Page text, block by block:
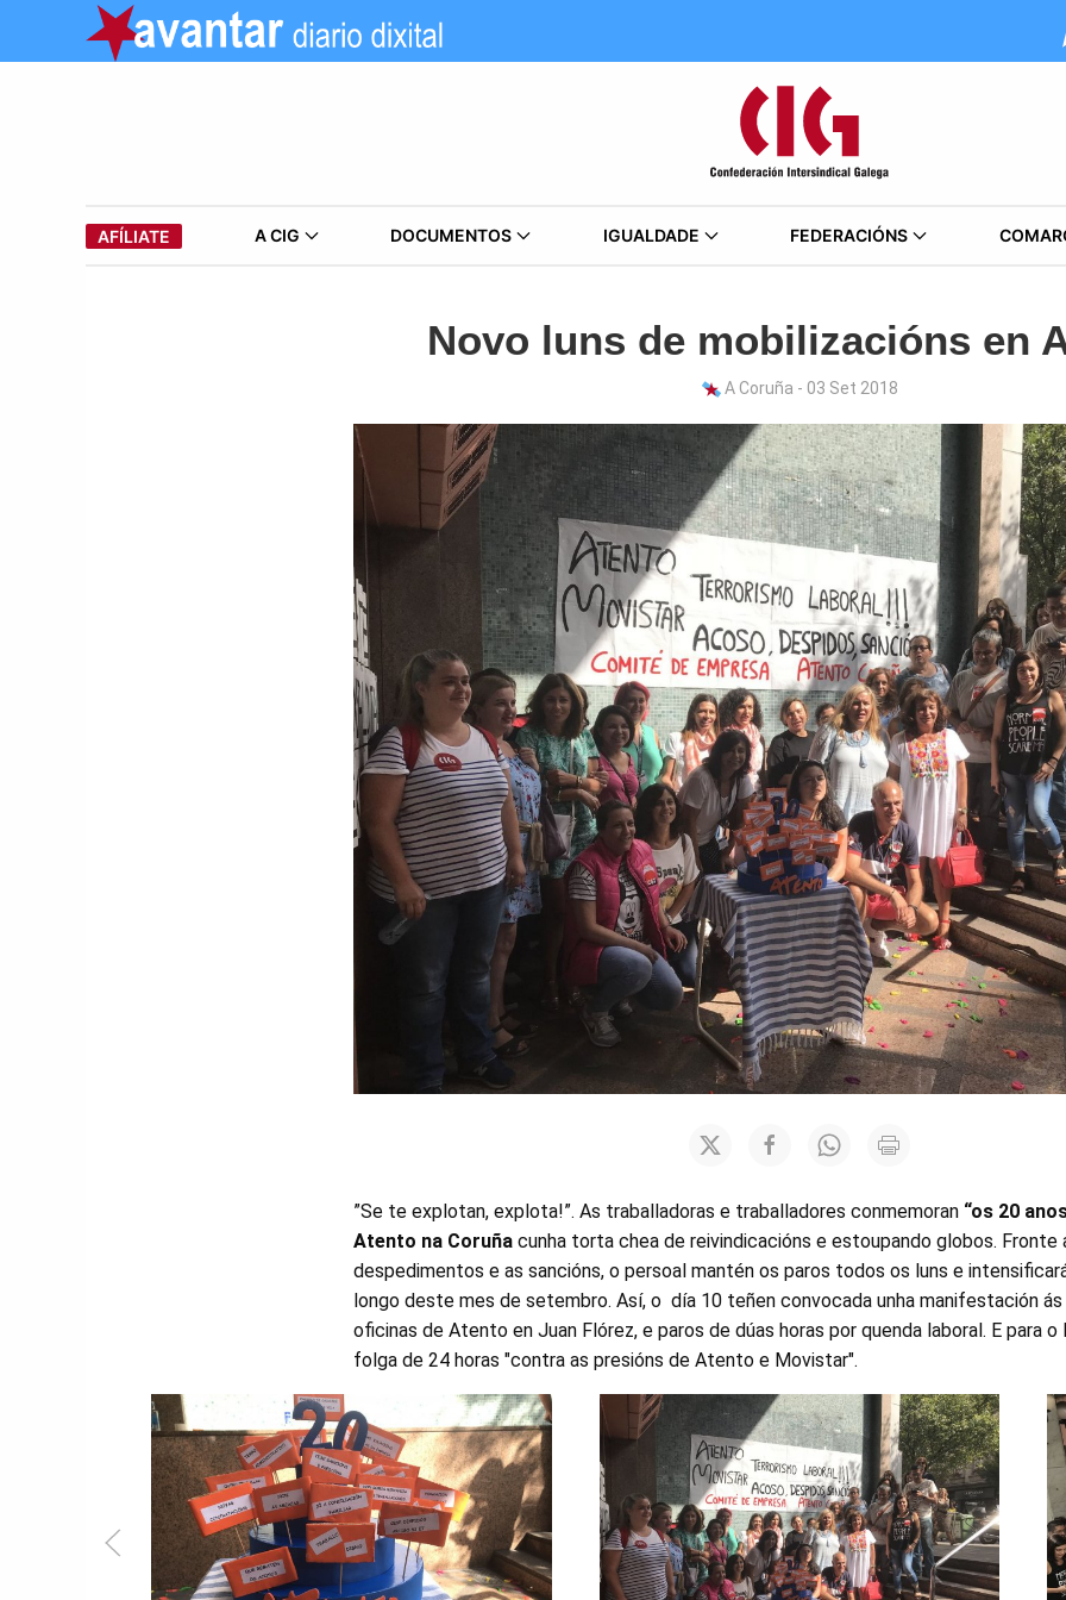
AFÍLIATE A CIG DOCUMENTOS IGUALDADE FEDERACIÓNS
Novo luns de mobilizacións en
A Coruña - 03 Set 2018
”Se te explotan, explota!”. As traballadoras e traballadores conmemoran “os 20
Atento na Coruña cunha torta chea de reivindicacións e estoupando globos. Fronte
despedimentos e as sancións, o persoal mantén os paros todos os luns e
longo deste mes de setembro. Así, o día 10 teñen convocada unha manifestación ás
oficinas de Atento en Juan Flórez, e paros de dúas horas por quenda laboral. E para o
folga de 24 horas "contra as presións de Atento e Movistar".